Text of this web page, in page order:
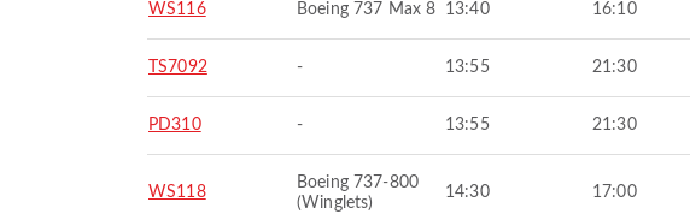
WS116 Boeing 737 Max 8 13:40 16:10
TS7092 - 13:55 21:30
PD310 - 13:55 21:30
WS118
Boeing 737-800
(Winglets)
14:30 17:00